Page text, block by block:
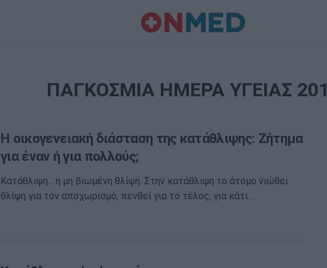
ΠΑΓΚΟΣΜΙΑ ΗΜΕΡΑ ΥΓΕΙΑΣ
Η οικογενειακή διάσταση της κατάθλιψης: Ζήτημα
για έναν ή για πολλούς;
Κατάθλιψη... η μη βιωμένη θλίψη. Στην κατάθλιψη το άτομο νιώθει
θλίψη για τον αποχωρισμό, πενθεί για το τέλος, για κάτι…